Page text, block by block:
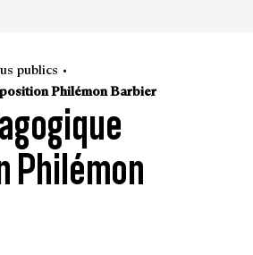
publics
Philémon Barbier
Philémon